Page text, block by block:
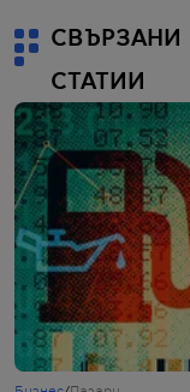
СВЪРЗАНИ
СТАТИИ